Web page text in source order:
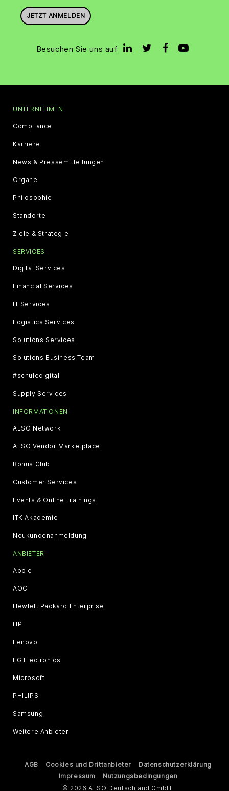
JETZT ANMELDEN
Besuchen Sie uns auf
UNTERNEHMEN
Compliance
Karriere
News & Pressemitteilungen
Organe
Philosophie
Standorte
Ziele & Strategie
SERVICES
Digital Services
Financial Services
IT Services
Logistics Services
Solutions Services
Solutions Business Team
#schuledigital
Supply Services
INFORMATIONEN
ALSO Network
ALSO Vendor Marketplace
Bonus Club
Customer Services
Events & Online Trainings
ITK Akademie
Neukundenanmeldung
ANBIETER
Apple
AOC
Hewlett Packard Enterprise
HP
Lenovo
LG Electronics
Microsoft
PHILIPS
Samsung
Weitere Anbieter
AGB Cookies und Drittanbieter
Datenschutzerklärung
Impressum
Nutzungsbedingungen
© 2026 ALSO Deutschland GmbH